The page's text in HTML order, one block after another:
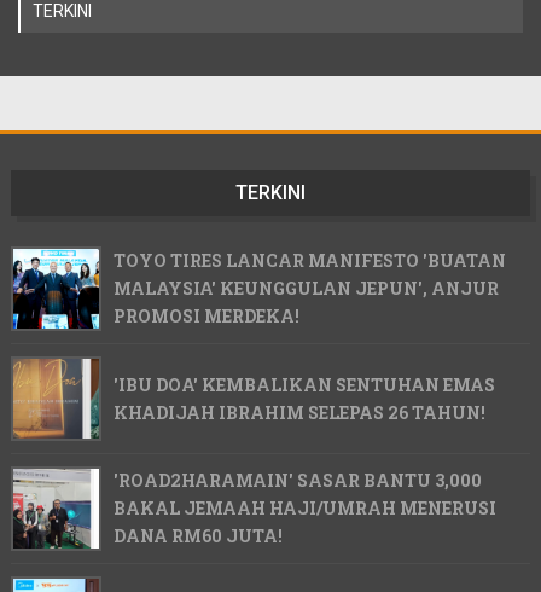
TERKINI
TERKINI
TOYO TIRES LANCAR MANIFESTO 'BUATAN
MALAYSIA' KEUNGGULAN JEPUN', ANJUR
PROMOSI MERDEKA!
'IBU DOA' KEMBALIKAN SENTUHAN EMAS
KHADIJAH IBRAHIM SELEPAS 26 TAHUN!
'ROAD2HARAMAIN' SASAR BANTU 3,000
BAKAL JEMAAH HAJI/UMRAH MENERUSI
DANA RM60 JUTA!